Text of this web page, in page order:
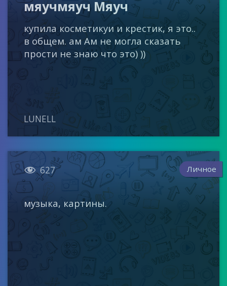
мяучмяуч Мяуч
купила косметикуи и крестик, я это..
в общем. ам Ам не могла сказать
прости не знаю что это) ))
LUNELL
 627 Личное
музыка, картины.